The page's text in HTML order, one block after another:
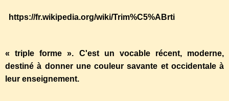
https://fr.wikipedia.org/wiki/Trim%C5%ABrti
« triple forme ». C'est un vocable récent, moderne,
destiné à donner une couleur savante et occidentale à
leur enseignement.